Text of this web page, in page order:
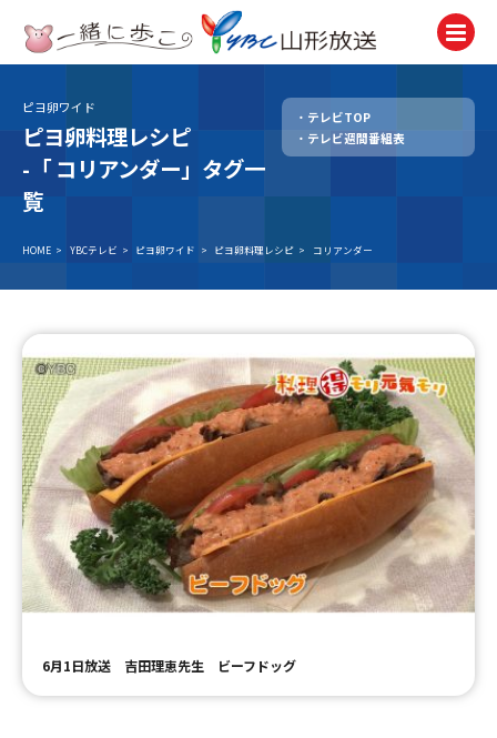
テレビ
TV
ニュース
アナウンサー
イベント
Event
試写会・プレゼント
Present
ＹＢＣオンデマンド
やまがた情熱市場
ピヨ卵ワイド
ピヨ卵料理レシピ
-「コリアンダー」タグ一
覧
テレビTOP
テレビ週間番組表
HOME > YBCテレビ > ピヨ卵ワイド > ピヨ卵料理レシピ > コリアンダー
6月1日放送 吉田理恵先生 ビーフドッグ